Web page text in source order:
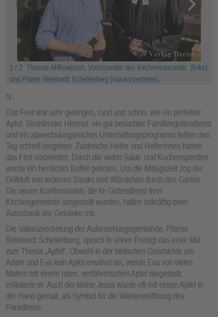
1 / 2 Thomas Milkowitsch, Vorsitzender des Kirchenvorstands, (links)
und Pfarrer Reinhardt Schellenberg (Vakanzvertreter).
hl
Das Fest war sehr gelungen, rund und schön, wie ein perfekter
Apfel. Strahlender Himmel, ein gut besuchter Familiengottesdienst
und ein abwechslungsreiches Unterhaltungsprogramm ließen den
Tag schnell vergehen. Zahlreiche Helfer und Helferinnen hatten
das Fest vorbereitet. Durch die vielen Salat- und Kuchenspenden
wurde ein herrliches Buffet geboten. Um die Mittagszeit zog der
Grillduft von leckeren Steaks und Würstchen durch den Garten.
Die neuen Konfirmanden, die im Gottesdienst ihrer
Kirchengemeinde vorgestellt wurden, halfen tatkräftig beim
Ausschank der Getränke mit.
Die Vakanzvertretung der Auferstehungsgemeinde, Pfarrer
Reinhardt Schellenberg, sprach in seiner Predigt das erste Mal
zum Thema „Apfel“. Obwohl in der biblischen Geschichte um
Adam und Eva kein Apfel erwähnt sei, werde Eva von vielen
Malern mit einem roten, verführerischen Apfel dargestellt,
erläuterte er. Auch der kleine Jesus würde oft mit einem Apfel in
der Hand gemalt, als Symbol für die Wiedereröffnung des
Paradieses.